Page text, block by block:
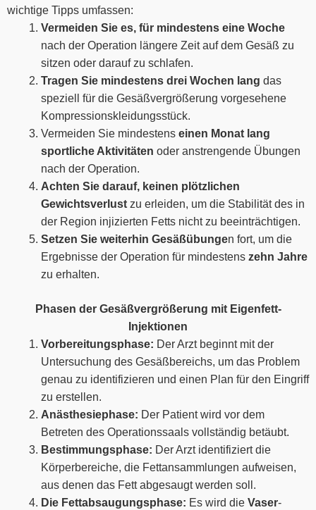
wichtige Tipps umfassen:
Vermeiden Sie es, für mindestens eine Woche
nach der Operation längere Zeit auf dem Gesäß zu
sitzen oder darauf zu schlafen.
Tragen Sie mindestens drei Wochen lang das
speziell für die Gesäßvergrößerung vorgesehene
Kompressionskleidungsstück.
Vermeiden Sie mindestens einen Monat lang
sportliche Aktivitäten oder anstrengende Übungen
nach der Operation.
Achten Sie darauf, keinen plötzlichen
Gewichtsverlust zu erleiden, um die Stabilität des in
der Region injizierten Fetts nicht zu beeinträchtigen.
Setzen Sie weiterhin Gesäßübungen fort, um die
Ergebnisse der Operation für mindestens zehn Jahre
zu erhalten.
Phasen der Gesäßvergrößerung mit Eigenfett-
Injektionen
Vorbereitungsphase: Der Arzt beginnt mit der
Untersuchung des Gesäßbereichs, um das Problem
genau zu identifizieren und einen Plan für den Eingriff
zu erstellen.
Anästhesiephase: Der Patient wird vor dem
Betreten des Operationssaals vollständig betäubt.
Bestimmungsphase: Der Arzt identifiziert die
Körperbereiche, die Fettansammlungen aufweisen,
aus denen das Fett abgesaugt werden soll.
Die Fettabsaugungsphase: Es wird die Vaser-